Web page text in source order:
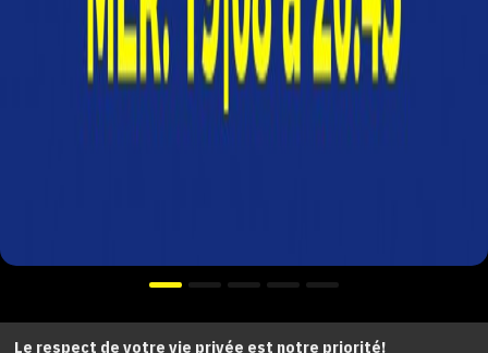
Le respect de votre vie privée est notre priorité!